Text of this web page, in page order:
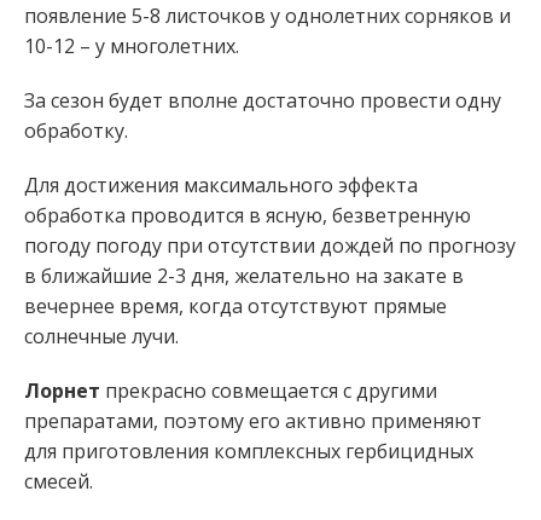
появление 5-8 листочков у однолетних сорняков и
10-12 – у многолетних.
За сезон будет вполне достаточно провести одну
обработку.
Для достижения максимального эффекта
обработка проводится в ясную, безветренную
погоду погоду при отсутствии дождей по прогнозу
в ближайшие 2-3 дня, желательно на закате в
вечернее время, когда отсутствуют прямые
солнечные лучи.
Лорнет прекрасно совмещается с другими
препаратами, поэтому его активно применяют
для приготовления комплексных гербицидных
смесей.